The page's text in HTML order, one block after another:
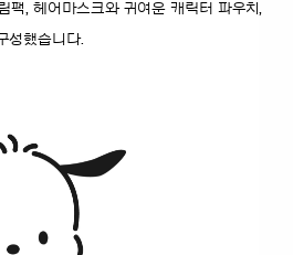
팩, 헤어마스크와 귀여운 캐릭터 파우치,
성했습니다.